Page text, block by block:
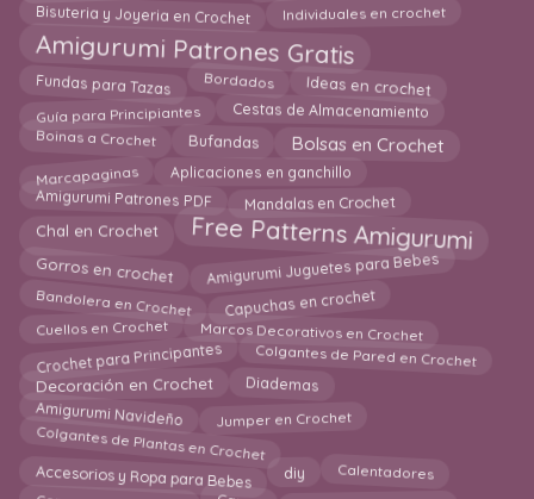
Bisuteria y Joyeria en Crochet Individuales en crochet
Amigurumi Patrones Gratis
Fundas para Tazas Bordados Ideas en crochet
Guía para Principiantes Cestas de Almacenamiento
Boinas a Crochet Bufandas Bolsas en Crochet
Marcapaginas Aplicaciones en ganchillo
Amigurumi Patrones PDF Mandalas en Crochet
Chal en Crochet Free Patterns Amigurumi
Gorros en crochet Amigurumi Juguetes para Bebes
Bandolera en Crochet Capuchas en crochet
Cuellos en Crochet Marcos Decorativos en Crochet
Crochet para Principantes Colgantes de Pared en Crochet
Decoración en Crochet Diademas
Amigurumi Navideño Jumper en Crochet
Colgantes de Plantas en Crochet
Accesorios y Ropa para Bebes diy Calentadores